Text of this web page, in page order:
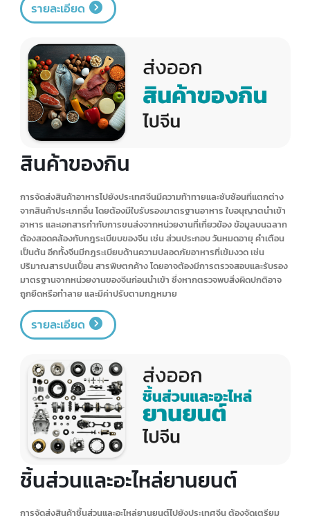
รายละเอียด
สินค้าแฟชั่น
การจัดส่งสินค้าแฟชั่นไปประเทศจีนนั้นมีความท้าทายหลายประการ เอกสาร
ประกอบการส่งออก ต้องจัดเตรียมอย่างครบถ้วนและถูกต้องตามข้อกำหนด
เช่น ใบกำกับสินค้า ใบขนสินค้า หนังสือรับรองถิ่นกำเนิดสินค้า รวมถึงเรื่อง
กฎระเบียบการนำเข้าของประเทศจีนซึ่งมีข้อกำหนดเข้มงวดเรื่องมาตรฐาน
ฉลากสินค้าและข้อจำกัดด้านสิ่งแวดล้อม ด้านภาษีและค่าธรรมเนียม รวมถึง
กระบวนการทางศุลกากร ที่มีขั้นตอนยุ่งยาก และต้องวางแผนอย่างมี
ประสิทธิภาพ
รายละเอียด
สินค้าของกิน